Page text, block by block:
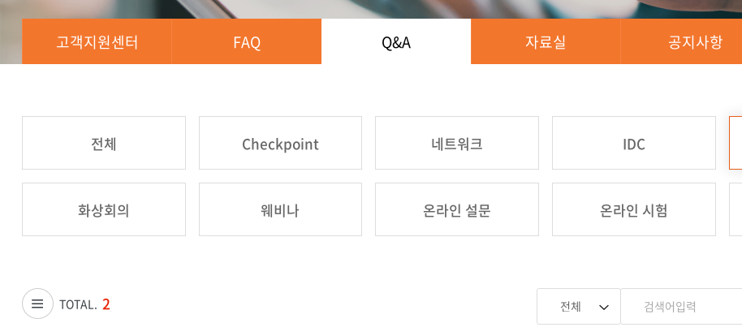
고객지원센터 FAQ Q&A 자료실 공지사항
전체 Checkpoint 네트워크 IDC
화상회의 웨비나 온라인 설문 온라인 시험
TOTAL. 2